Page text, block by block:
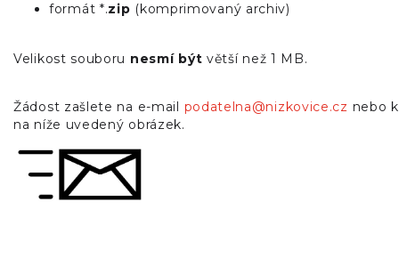
formát *.zip (komprimovaný archiv)
Velikost souboru nesmí být větší než 1 MB.
Žádost zašlete na e-mail podatelna@nizkovice.cz nebo
na níže uvedený obrázek.